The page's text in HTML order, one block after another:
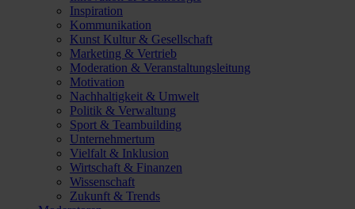
Inspiration
Kommunikation
Kunst Kultur & Gesellschaft
Marketing & Vertrieb
Moderation & Veranstaltungsleitung
Motivation
Nachhaltigkeit & Umwelt
Politik & Verwaltung
Sport & Teambuilding
Unternehmertum
Vielfalt & Inklusion
Wirtschaft & Finanzen
Wissenschaft
Zukunft & Trends